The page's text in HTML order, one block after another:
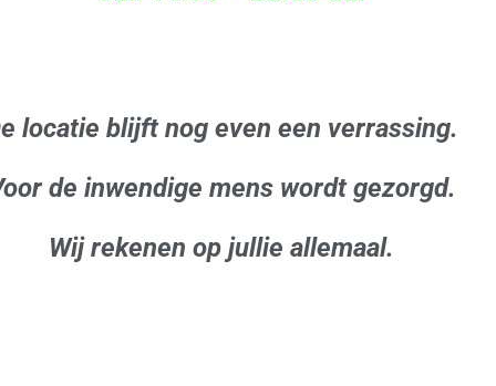
locatie blijft nog even een verrassing.
de inwendige mens wordt gezorgd.
Wij rekenen op jullie allemaal.